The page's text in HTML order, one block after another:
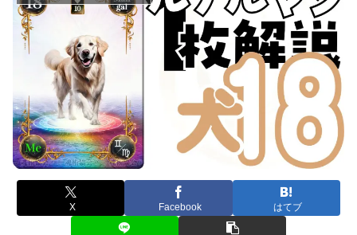
X Facebook はてブ